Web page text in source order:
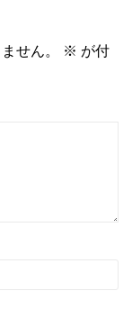
せん。 ※ が付